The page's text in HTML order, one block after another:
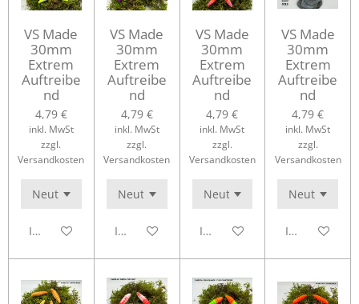
VS Made
30mm
Extrem
Auftreibe
nd
4,79 €
inkl. MwSt
zzgl.
Versandkosten
In den Warenkorb
VS Made
30mm
Extrem
Auftreibe
nd
4,79 €
inkl. MwSt
zzgl.
Versandkosten
In den Warenkorb
VS Made
30mm
Extrem
Auftreibe
nd
4,79 €
inkl. MwSt
zzgl.
Versandkosten
In den Warenkorb
VS Made
30mm
Extrem
Auftreibe
nd
4,79 €
inkl. MwSt
zzgl.
Versandkosten
In den